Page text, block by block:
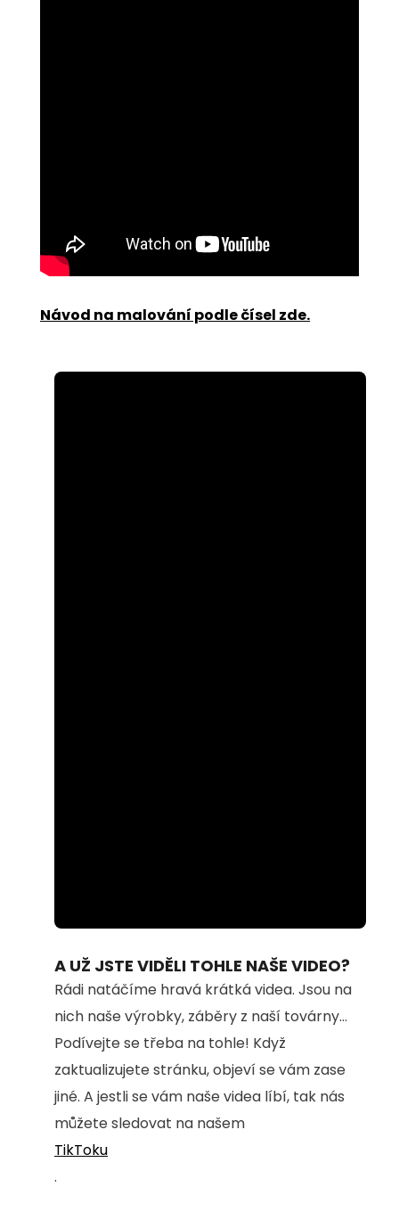
Návod na malování podle čísel zde.
73.28%
A UŽ JSTE VIDĚLI TOHLE NAŠE VIDEO?
Rádi natáčíme hravá krátká videa. Jsou na
nich naše výrobky, záběry z naší továrny...
Podívejte se třeba na tohle! Když
zaktualizujete stránku, objeví se vám zase
jiné. A jestli se vám naše videa líbí, tak nás
můžete sledovat na našem
TikToku
.